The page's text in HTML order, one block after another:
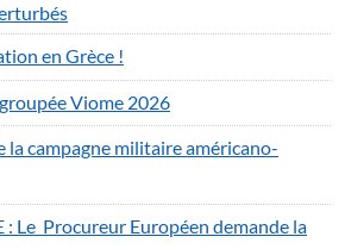
en Grèce !
Viome 2026
campagne militaire américano-
: Le Procureur Européen demande la